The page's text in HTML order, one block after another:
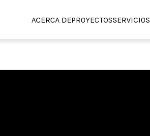
ACERCA DEPROYECTOSSERVICIOS